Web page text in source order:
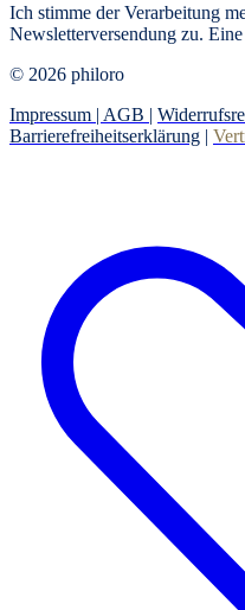
Ich stimme der Verarbeitung
Newsletterversendung zu.
© 2026 philoro
Impressum | AGB |
Barrierefreiheitserklärung |